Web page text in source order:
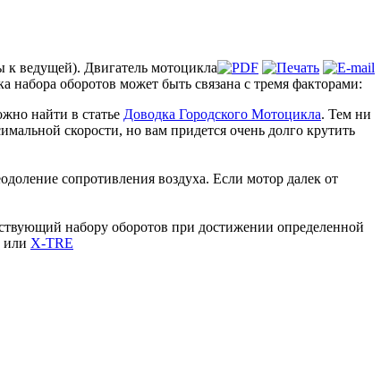
к ведущей). Двигатель мотоцикла
оборотов может быть связана с тремя факторами:
найти в статье Доводка Городского Мотоцикла. Тем ни
скорости, но вам придется очень долго крутить
сопротивления воздуха. Если мотор далек от
набору оборотов при достижении определенной
или X-TRE